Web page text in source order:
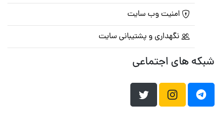
امنیت وب سایت
نگهداری و پشتیبانی سایت
شبکه های اجتماعی